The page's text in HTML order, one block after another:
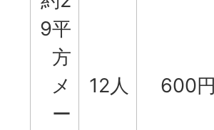
9平
方
メ
ー
12人 600